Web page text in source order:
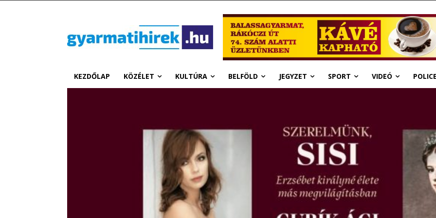
KEZDŐLAP KÖZÉLET KULTÚRA BELFÖLD JEGYZET SPORT VIDEÓ